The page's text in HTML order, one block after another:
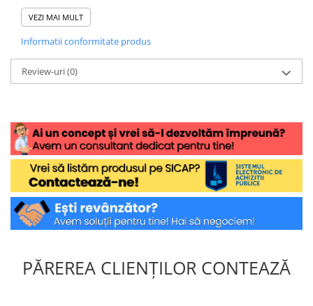
instrument practic, economic și fiabil, cu o durată
lungă de viață șisuper preț
VEZI MAI MULT
Informatii conformitate produs
Review-uri(0)
PĂREREA CLIENȚILOR CONTEAZĂ